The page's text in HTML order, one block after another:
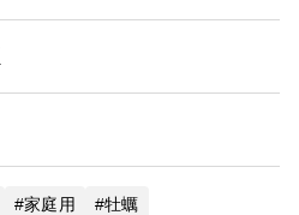
家庭用
牡蠣